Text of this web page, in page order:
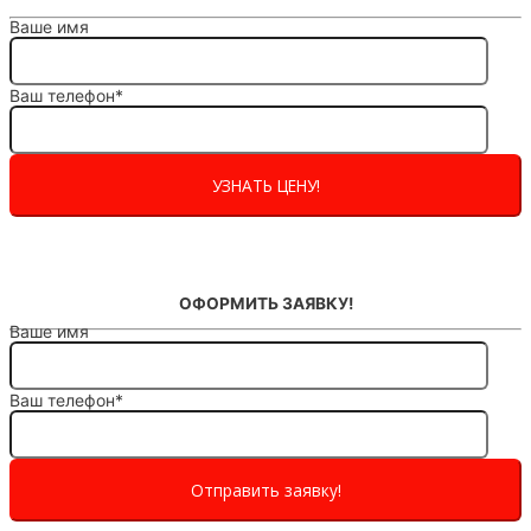
Ваше имя
Ваш телефон*
ОФОРМИТЬ ЗАЯВКУ!
Ваше имя
Ваш телефон*